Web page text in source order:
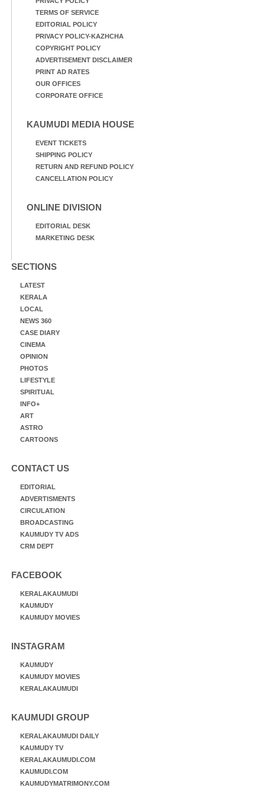
TERMS OF SERVICE
EDITORIAL POLICY
PRIVACY POLICY-KAZHCHA
COPYRIGHT POLICY
ADVERTISEMENT DISCLAIMER
PRINT AD RATES
OUR OFFICES
CORPORATE OFFICE
KAUMUDI MEDIA HOUSE
EVENT TICKETS
SHIPPING POLICY
RETURN AND REFUND POLICY
CANCELLATION POLICY
ONLINE DIVISION
EDITORIAL DESK
MARKETING DESK
SECTIONS
LATEST
KERALA
LOCAL
NEWS 360
CASE DIARY
CINEMA
OPINION
PHOTOS
LIFESTYLE
SPIRITUAL
INFO+
ART
ASTRO
CARTOONS
CONTACT US
EDITORIAL
ADVERTISMENTS
CIRCULATION
BROADCASTING
KAUMUDY TV ADS
CRM DEPT
FACEBOOK
KERALAKAUMUDI
KAUMUDY
KAUMUDY MOVIES
INSTAGRAM
KAUMUDY
KAUMUDY MOVIES
KERALAKAUMUDI
KAUMUDI GROUP
KERALAKAUMUDI DAILY
KAUMUDY TV
KERALAKAUMUDI.COM
KAUMUDI.COM
KAUMUDYMATRIMONY.COM